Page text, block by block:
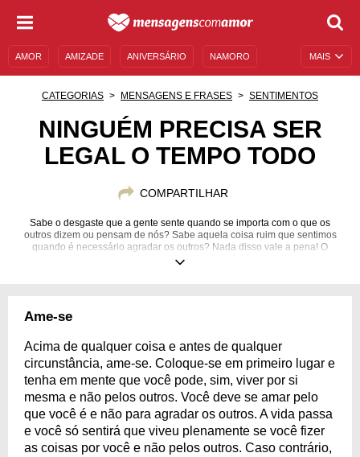
MAIS
AMOR AMIZADE ANIVERSÁRIO NAMORO
MENSAGENS E FRASES MENSAGENS DE ANIVERSÁRIO
CATEGORIAS MENSAGENS E FRASES SENTIMENTOS
NINGUÉM PRECISA SER
LEGAL O TEMPO TODO
COMPARTILHAR
Sabe o desgaste que a gente sente quando se importa com o que os
outros dizem ou pensam de nós? Sabe aquela coisa ruim que sentimos
quando é necessário agradar os outros? Nada disso vale a pena! O
importante é ser você mesmo todos os dias! Você não é obrigada a nada
Ame-se
Acima de qualquer coisa e antes de qualquer
circunstância, ame-se. Coloque-se em primeiro lugar e
tenha em mente que você pode, sim, viver por si
mesma e não pelos outros. Você deve se amar pelo
que você é e não para agradar os outros. A vida passa
e você só sentirá que viveu plenamente se você fizer
as coisas por você e não pelos outros. Caso contrário,